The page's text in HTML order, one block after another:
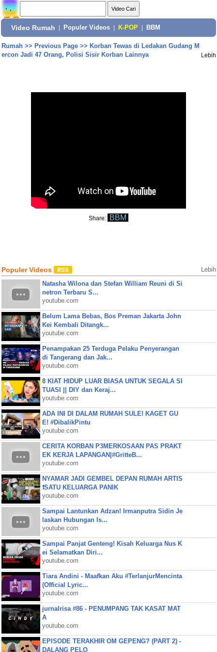
Video Rumah Populer Videos K-POP BBM
Rumah>> Previous Page>> Korban Tewas di Ledakan Gudang M
ercon Jadi 47 Orang, Polisi Sisir Korban Lainnya
Lebih
Share: BBM
Populer Videos Lebih
Natasha Wilona dan Stefan William Reuni di Si
netron Terbaru S...
youtube.com
Belum Lama Bebas, Bos Preman Jakarta John
Kei Kembali Ditangk...
youtube.com
Penampakan 25 Terduga Pelaku Penyerangan
di Tangerang dan Jak...
youtube.com
8 KIAT HIDUP LUAR BIASA UNTUK SEGALA SI
TUASI || DIY dan Keraj...
youtube.com
ADA INI DI DALAM RUMAH SULE! KAGET GU
E! #DibalikPintu
youtube.com
CERITA KORBAN P3MERKOSAAN PAS PRAKT
EK KERJA LAPANGAN|#GritteB...
youtube.com
NYAMAR JADI GEMBEL DEPAN RUMAH ARTIS
❗SATU KELUARGA PANIK
youtube.com
Sampai Lantunkan Adzan! Irmanputra Sidin Je
laskan Hubungan Is...
youtube.com
Sampai Panjat Genteng! Kisah Keluarga Nus K
ei Selamatkan Diri...
youtube.com
Tiara Andini - Maafkan Aku #TerlanjurMencinta
(Official Lyric...
youtube.com
jurnalrisa #86 - PENUMPANG TAK KASAT MAT
A
youtube.com
EPISODE TERAKHIR OM GEPENG? (PART 2) -
DALANG PELO